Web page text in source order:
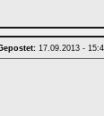
17.09.2013 -